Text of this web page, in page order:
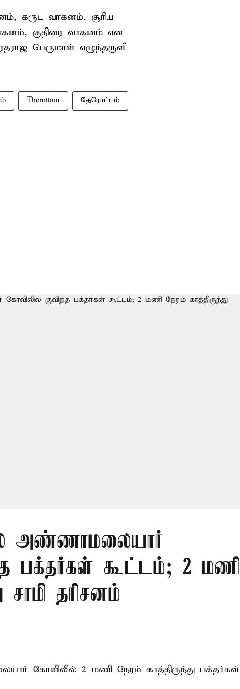
கருட வாகனம், சூரிய
குதிரை வாகனம் என
பெருமாள் எழுந்தருளி
Therottam தேரோட்டம்
அண்ணாமலையார்
பக்தர்கள் கூட்டம்; 2 மணி
சாமி தரிசனம்
கோவிலில் 2 மணி நேரம் காத்திருந்து பக்தர்கள்